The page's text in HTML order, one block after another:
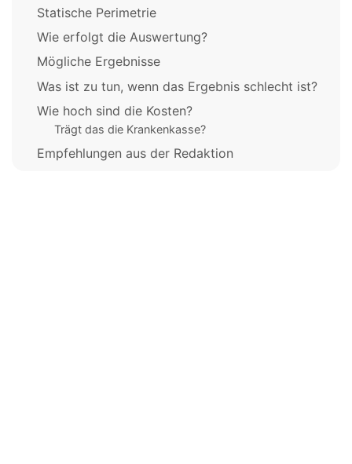
Statische Perimetrie
Wie erfolgt die Auswertung?
Mögliche Ergebnisse
Was ist zu tun, wenn das Ergebnis schlecht ist?
Wie hoch sind die Kosten?
Trägt das die Krankenkasse?
Empfehlungen aus der Redaktion